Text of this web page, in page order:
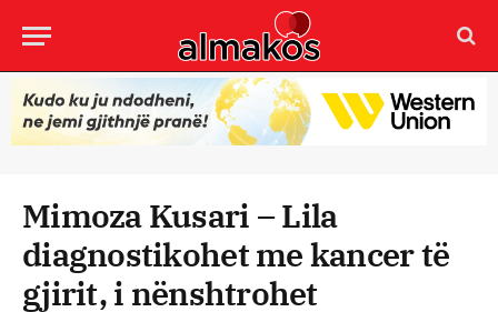
Mimoza Kusari – Lila
diagnostikohet me kancer të
gjirit, i nënshtrohet